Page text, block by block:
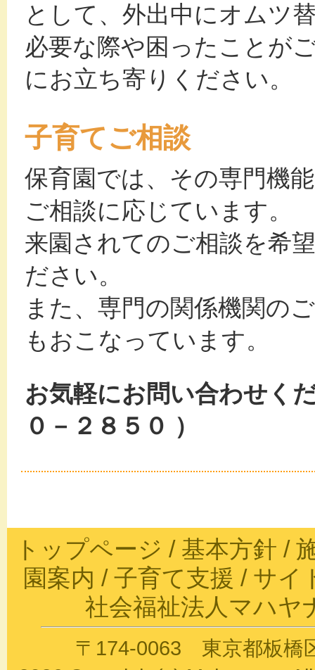
として、外出中にオムツ
必要な際や困ったことが
にお立ち寄りください。
子育てご相談
保育園では、その専門機
ご相談に応じています。
来園されてのご相談を希
ださい。
また、専門の関係機関の
もおこなっています。
お気軽にお問い合わせく
０－２８５０ ）
トップページ / 基本方針 /
園案内 / 子育て支援 / サイ
社会福祉法人マハヤ
〒174-0063 東京都板橋